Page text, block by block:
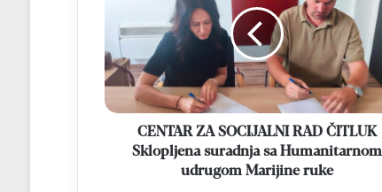
ČITLUK
Sklopljena
suradnja
sa
Humanitarnom
udrugom
Marijine
CENTAR ZA SOCIJALNI RAD ČITLUK
Sklopljena suradnja sa Humanitarnom
udrugom Marijine ruke